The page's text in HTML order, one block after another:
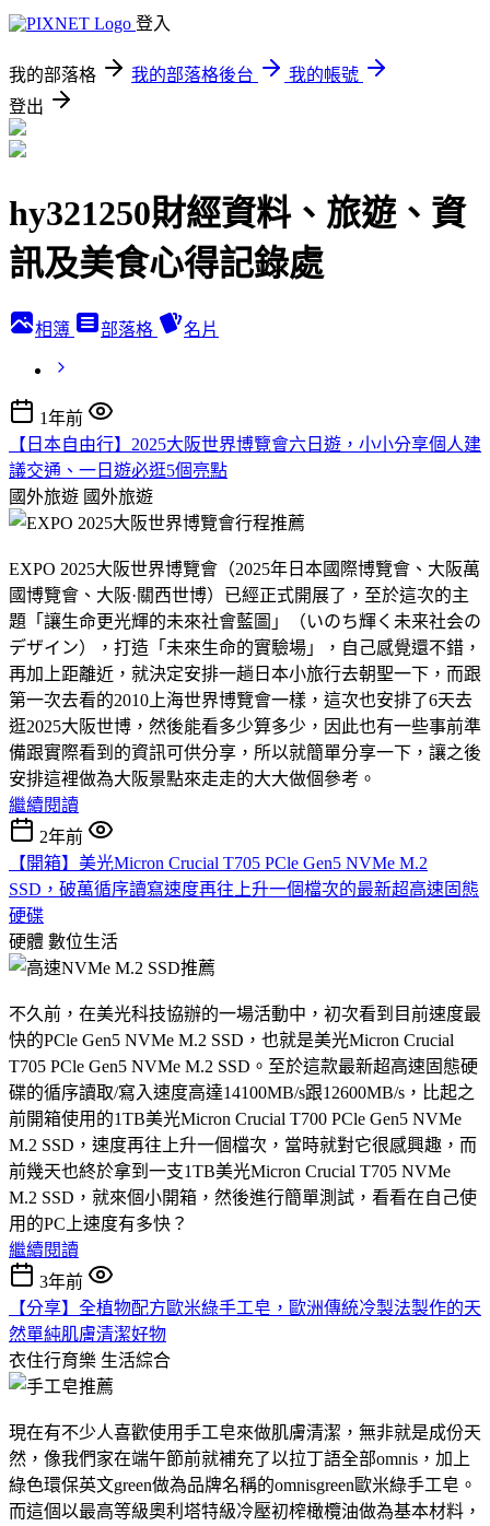
登入
我的部落格 我的部落格後台
我的帳號
登出
hy321250財經資料、旅遊、資
訊及美食心得記錄處
相簿 部落格 名片
1年前
【日本自由行】2025大阪世界博覽會六日遊，小小分享個人建
議交通、一日遊必逛5個亮點
國外旅遊 國外旅遊
EXPO 2025大阪世界博覽會（2025年日本國際博覽會、大阪萬
國博覽會、大阪·關西世博）已經正式開展了，至於這次的主
題「讓生命更光輝的未來社會藍圖」（いのち輝く未来社会の
デザイン），打造「未來生命的實驗場」，自己感覺還不錯，
再加上距離近，就決定安排一趟日本小旅行去朝聖一下，而跟
第一次去看的2010上海世界博覽會一樣，這次也安排了6天去
逛2025大阪世博，然後能看多少算多少，因此也有一些事前準
備跟實際看到的資訊可供分享，所以就簡單分享一下，讓之後
安排這裡做為大阪景點來走走的大大做個參考。
繼續閱讀
2年前
【開箱】美光Micron Crucial T705 PCle Gen5 NVMe M.2
SSD，破萬循序讀寫速度再往上升一個檔次的最新超高速固態
硬碟
硬體 數位生活
不久前，在美光科技協辦的一場活動中，初次看到目前速度最
快的PCle Gen5 NVMe M.2 SSD，也就是美光Micron Crucial
T705 PCle Gen5 NVMe M.2 SSD。至於這款最新超高速固態硬
碟的循序讀取/寫入速度高達14100MB/s跟12600MB/s，比起之
前開箱使用的1TB美光Micron Crucial T700 PCle Gen5 NVMe
M.2 SSD，速度再往上升一個檔次，當時就對它很感興趣，而
前幾天也終於拿到一支1TB美光Micron Crucial T705 NVMe
M.2 SSD，就來個小開箱，然後進行簡單測試，看看在自己使
用的PC上速度有多快？
繼續閱讀
3年前
【分享】全植物配方歐米綠手工皂，歐洲傳統冷製法製作的天
然單純肌膚清潔好物
衣住行育樂 生活綜合
現在有不少人喜歡使用手工皂來做肌膚清潔，無非就是成份天
然，像我們家在端午節前就補充了以拉丁語全部omnis，加上
綠色環保英文green做為品牌名稱的omnisgreen歐米綠手工皂。
而這個以最高等級奧利塔特級冷壓初榨橄欖油做為基本材料，